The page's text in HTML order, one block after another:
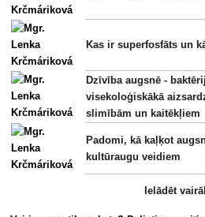
Kas ir superfosfāts un
Dzīvība augsnē -
visekoloģiskākā
slimībām un kaitēkļiem
Padomi, kā kaļķot
kultūraugu veidiem
Ielādēt